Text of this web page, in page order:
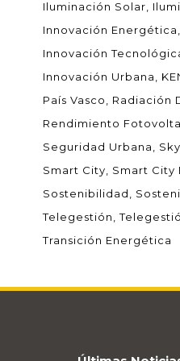
Iluminación Solar
Innovación Energética
Innovación
Innovación Urbana
País Vasco
Radiación
Rendimiento
Seguridad Urbana
Smart City
Smart City
Sostenibilidad
Telegestión
Transición Energética